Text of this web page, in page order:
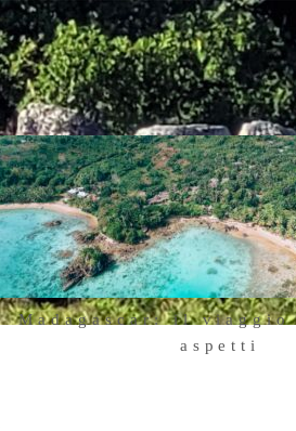
Madagascar: il
aspetti